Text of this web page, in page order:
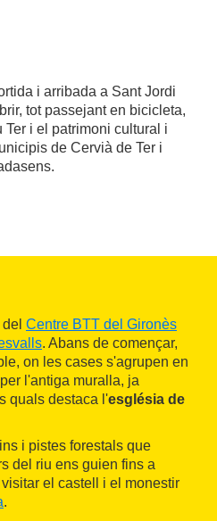
i arribada a Sant Jordi
tot passejant en bicicleta,
Ter i el patrimoni cultural i
de Cervià de Ter i
Centre BTT del Gironès
. Abans de començar,
on les cases s'agrupen en
l'antiga muralla, ja
quals destaca l'església de
i pistes forestals que
del riu ens guien fins a
el castell i el monestir
.